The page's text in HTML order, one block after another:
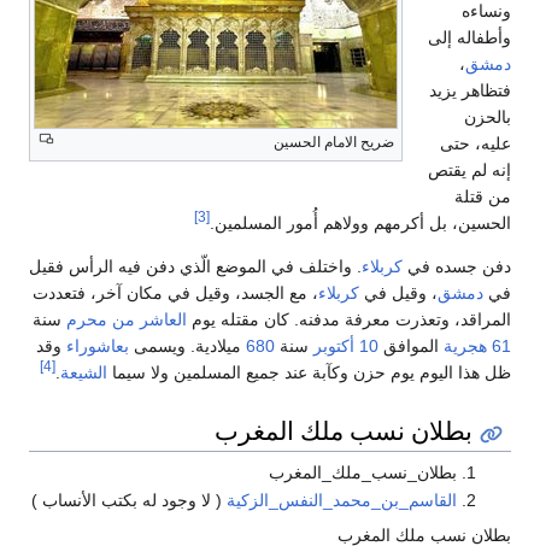
ضريح الامام الحسين
ونساءه
وأطفاله إلى
دمشق،
فتظاهر يزيد
بالحزن
عليه، حتى
إنه لم يقتص
من قتلة
الحسين، بل أكرمهم وولاهم أُمور المسلمين. [3]
دفن جسده في كربلاء . واختلف في الموضع الّذي دفن فيه الرأس فقيل
في دمشق، وقيل في كربلاء، مع الجسد، وقيل في مكان آخر، فتعددت
المراقد، وتعذرت معرفة مدفنه. كان مقتله يوم العاشر من محرم سنة
61 هجرية
الموافق 10 أكتوبر سنة 680 ميلادية. ويسمى بعاشوراء وقد
ظل هذا اليوم يوم حزن وكآبة عند جميع المسلمين ولا سيما الشيعة [4]
بطلان نسب ملك المغرب
بطلان_نسب_ملك_المغرب
القاسم_بن_محمد_النفس_الزكية ( لا وجود له بكتب الأنساب )
بطلان نسب ملك المغرب